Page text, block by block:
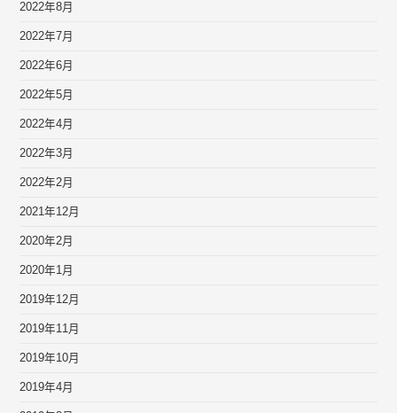
2022年8月
2022年7月
2022年6月
2022年5月
2022年4月
2022年3月
2022年2月
2021年12月
2020年2月
2020年1月
2019年12月
2019年11月
2019年10月
2019年4月